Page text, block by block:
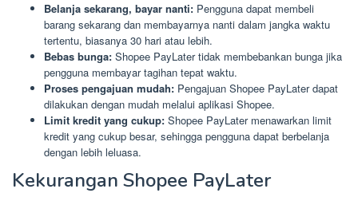
Belanja sekarang, bayar nanti: Pengguna dapat membeli
barang sekarang dan membayarnya nanti dalam jangka waktu
tertentu, biasanya 30 hari atau lebih.
Bebas bunga: Shopee PayLater tidak membebankan bunga jika
pengguna membayar tagihan tepat waktu.
Proses pengajuan mudah: Pengajuan Shopee PayLater dapat
dilakukan dengan mudah melalui aplikasi Shopee.
Limit kredit yang cukup: Shopee PayLater menawarkan limit
kredit yang cukup besar, sehingga pengguna dapat berbelanja
dengan lebih leluasa.
Kekurangan Shopee PayLater